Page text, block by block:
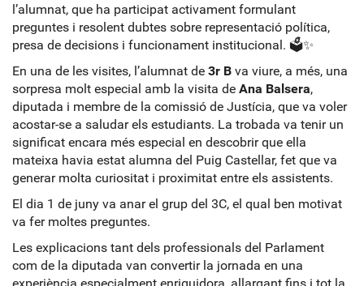
l’alumnat, que ha participat activament formulant
preguntes i resolent dubtes sobre representació política,
presa de decisions i funcionament institucional. 🗳️✨
En una de les visites, l’alumnat de 3r B va viure, a més, una
sorpresa molt especial amb la visita de Ana Balsera,
diputada i membre de la comissió de Justícia, que va voler
acostar-se a saludar els estudiants. La trobada va tenir un
significat encara més especial en descobrir que ella
mateixa havia estat alumna del Puig Castellar, fet que va
generar molta curiositat i proximitat entre els assistents.
El dia 1 de juny va anar el grup del 3C, el qual ben motivat
va fer moltes preguntes.
Les explicacions tant dels professionals del Parlament
com de la diputada van convertir la jornada en una